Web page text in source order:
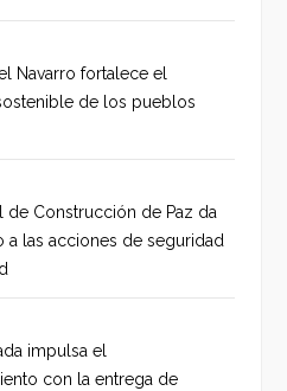
Navarro fortalece el
de los pueblos
de Construcción de Paz da
a las acciones de seguridad
impulsa el
con la entrega de